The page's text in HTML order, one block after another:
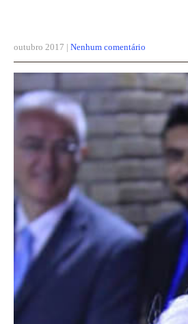
outubro 2017 | Nenhum comentário